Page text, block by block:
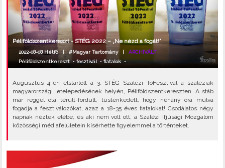
Péliföldszentkereszt - STÉG 2022 – „Ne nézd a fogát!”
2022-08-08 Hétfő |#Magyar Tartomány|ARCHIVÁLT
Péliföldszentkereszt•fesztivál •fiatalok •
Augusztus 4-én elstartolt a 3. STÉG Szalézi TóFesztivál a szaléziak
magyarországi letelepedésének helyén, Péliföldszentkereszten. A stáb
már reggel óta térült-fordult, tüsténkedett, hogy néhány óra múlva
fogadja a fesztiválozókat, azaz a 18-35 éves fiatalokat! Csodálatos négy
napnak néztek elébe, és aki nem volt ott, a Szalézi Ifjúsági Mozgalom
közösségi médiafelületein kísérhette figyelemmel a történteket.